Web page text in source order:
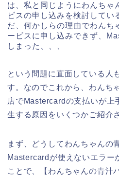
は、私と同じようにわんちゃ
ビスの申し込みを検討してい
だ、何かしらの理由でわんち
ービスに申し込みできず、
しまった、、、
という問題に直面している人
す。なのでこれから、わんち
店でMastercardの支払いが上
生する原因をいくつかご紹介
まず、どうしてわんちゃんの
Mastercardが使えないエラー
ことで、【わんちゃんの青汁